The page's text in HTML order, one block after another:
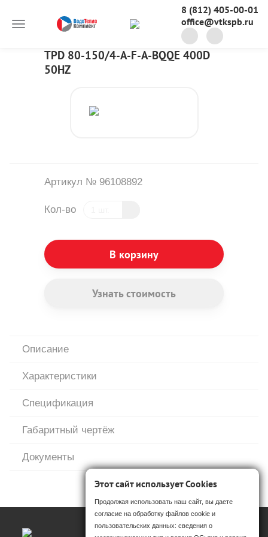
8 (812) 405-00-01
office@vtkspb.ru
TPD 80-150/4-A-F-A-BQQE 400D
50HZ
Артикул № 96108892
Кол-во
В корзину
Узнать стоимость
Описание
Характеристики
Спецификация
Габаритный чертёж
Документы
Этот сайт использует Cookies
Продолжая использовать наш сайт, вы даете
согласие на обработку файлов cookie и
пользовательских данных: сведения о